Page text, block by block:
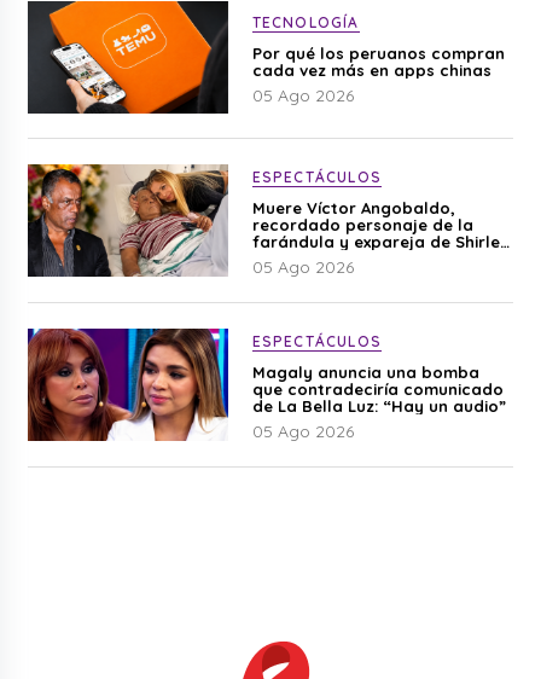
TECNOLOGÍA
Por qué los peruanos compran
cada vez más en apps chinas
05 Ago 2026
ESPECTÁCULOS
Muere Víctor Angobaldo,
recordado personaje de la
farándula y expareja de Shirley
Cherres
05 Ago 2026
ESPECTÁCULOS
Magaly anuncia una bomba
que contradeciría comunicado
de La Bella Luz: “Hay un audio”
05 Ago 2026